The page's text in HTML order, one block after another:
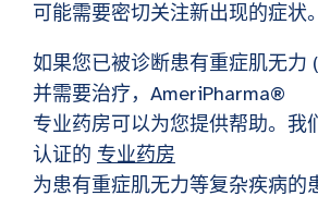
可能需要密切关注新出现的症状。
如果您已被诊断患有重症肌无力
并需要治疗，AmeriPharma®
专业药房可以为您提供帮助。我
认证的 专业药房
为患有重症肌无力等复杂疾病的